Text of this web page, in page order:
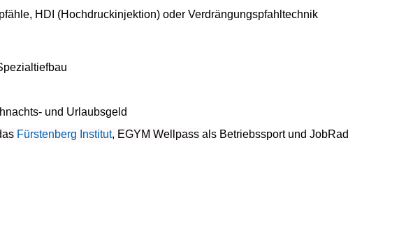
HDI (Hochdruckinjektion) oder Verdrängungspfahltechnik
und Urlaubsgeld
Fürstenberg Institut, EGYM Wellpass als Betriebssport und JobRad